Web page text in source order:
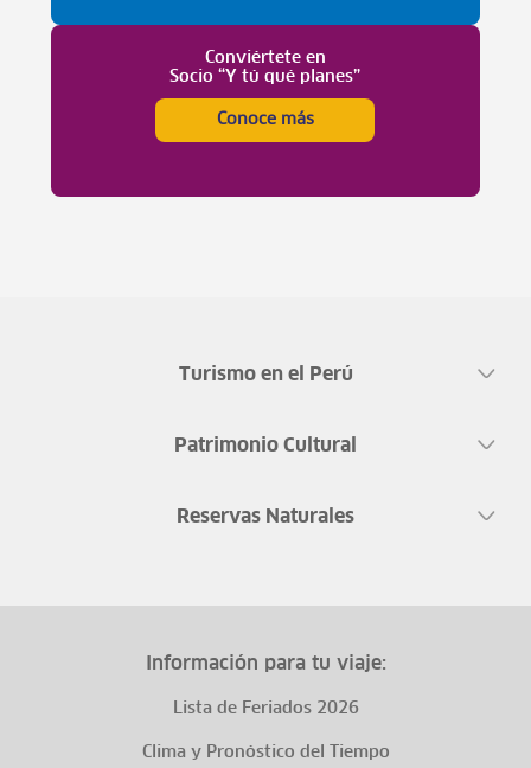
Conviértete en
Socio “Y tú qué planes”
Conoce más
Turismo en el Perú
Patrimonio Cultural
Reservas Naturales
Información para tu viaje:
Lista de Feriados 2026
Clima y Pronóstico del Tiempo